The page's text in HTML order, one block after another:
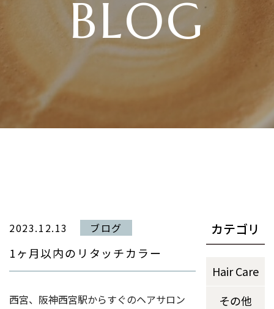
BLOG
2023.12.13 ブログ
1ヶ月以内のリタッチカラー
西宮、阪神西宮駅からすぐのヘアサロン
カテゴリ
Hair Care
その他